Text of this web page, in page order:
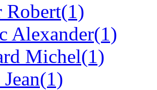
Robert(1)
Alexander(1)
Michel(1)
(1)